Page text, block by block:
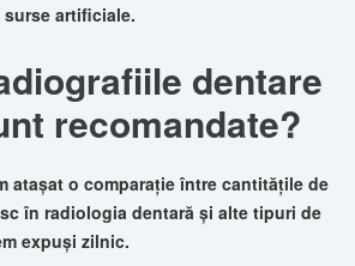
artificiale.
dentare
recomandate?
ataşat o comparaţie între cantităţile de
în radiologia dentară şi alte tipuri de
expuşi zilnic.